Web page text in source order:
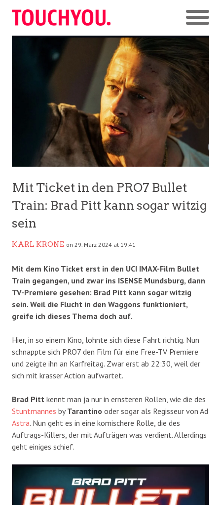
Mit Ticket in den PRO7 Bullet
Train: Brad Pitt kann sogar witzig
sein
KARL KRONE on 29. März 2024 at 19:41
Mit dem Kino Ticket erst in den UCI IMAX-Film Bullet
Train gegangen, und zwar ins ISENSE Mundsburg, dann
TV-Premiere gesehen: Brad Pitt kann sogar witzig
sein. Weil die Flucht in den Waggons funktioniert,
greife ich dieses Thema doch auf.
Hier, in so einem Kino, lohnte sich diese Fahrt richtig. Nun
schnappte sich PRO7 den Film für eine Free-TV Premiere
und zeigte ihn an Karfreitag. Zwar erst ab 22:30, weil der
sich mit krasser Action aufwartet.
Brad Pitt kennt man ja nur in ernsteren Rollen, wie die des
Stuntmannes byTarantino oder sogar als Regisseur von Ad
Astra. Nun geht es in eine komischere Rolle, die des
Auftrags-Killers, der mit Aufträgen was verdient. Allerdings
geht einiges schief.